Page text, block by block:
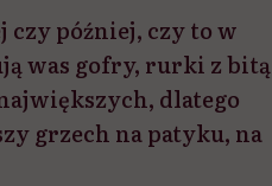
czy później, czy to w
was gofry, rurki z bitą
dlatego
grzech na patyku, na